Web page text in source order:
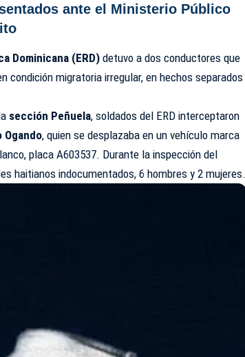
ante el Ministerio Público
Dominicana (ERD) detuvo a dos conductores que
condición migratoria irregular, en hechos separados
sección Peñuela, soldados del ERD interceptaron
Ogando, quien se desplazaba en un vehículo marca
placa A603537. Durante la inspección del
haitianos indocumentados, 6 hombres y 2 mujeres.